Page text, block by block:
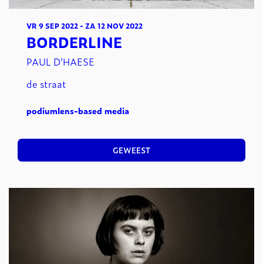
BORDERLINE
PAUL D'HAESE
VR 9 SEP 2022- ZA 12 NOV 2022
de straat
podiumlens-based media
GEWEEST